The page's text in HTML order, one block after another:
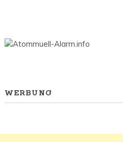
WERBUNG